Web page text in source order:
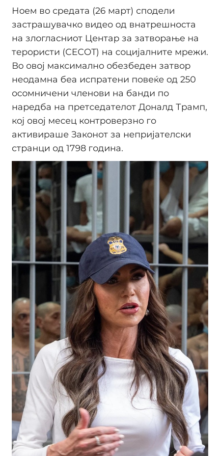
Ноем во средата (26 март) сподели
застрашувачко видео од внатрешноста
на злогласниот Центар за затворање на
терористи (CECOT) на социјалните мрежи.
Во овој максимално обезбеден затвор
неодамна беа испратени повеќе од 250
осомничени членови на банди по
наредба на претседателот Доналд Трамп,
кој овој месец контроверзно го
активираше Законот за непријателски
странци од 1798 година.